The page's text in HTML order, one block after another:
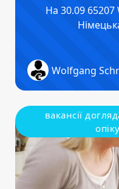
На 30.09 65207
Wolfgang
вакансії